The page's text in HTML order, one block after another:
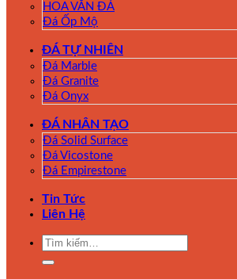
HOA VĂN ĐÁ
Đá Ốp Mộ
ĐÁ TỰ NHIÊN
Đá Marble
Đá Granite
Đá Onyx
ĐÁ NHÂN TẠO
Đá Solid Surface
Đá Vicostone
Đá Empirestone
Tin Tức
Liên Hệ
Tìm